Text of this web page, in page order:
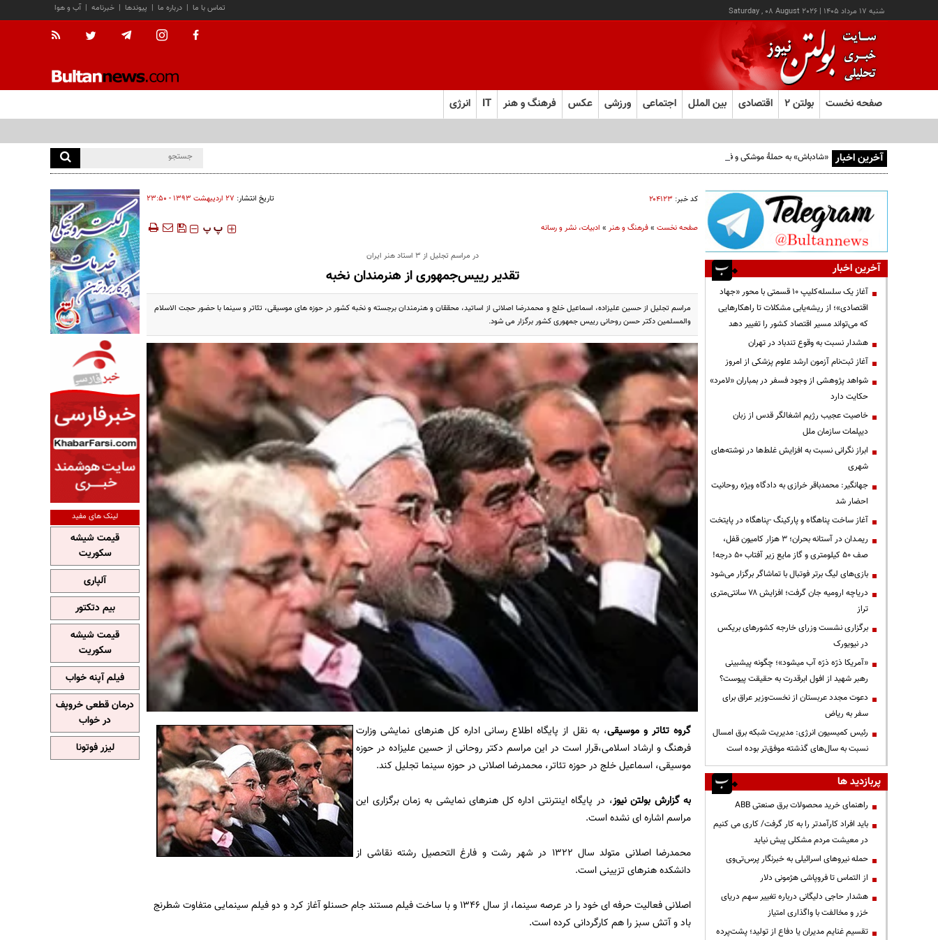
شنبه ۱۷ مرداد ۱۴۰۵ |
Saturday , 08 August 2026 آب و هوا | خبرنامه | پیوندها | درباره ما | تماس با ما
صفحه نخست بولتن ۲ اقتصادی بین الملل اجتماعی ورزشی عکس فرهنگ و هنر IT انرژی
آخرین اخبار «شادباش» به حملۀ موشکی و فیلمی بدون حجاب؛ روایت تناقض‌های محسن قرایی
کد خبر: ۲۰۴۱۲۳ تاریخ انتشار: ۲۷ ارديبهشت ۱۳۹۳ - ۲۳:۵۰
صفحه نخست»فرهنگ و هنر» ادبیات، نشر و رسانه ‍‍‍ پ پ
در مراسم تجلیل از 3 استاد هنر ایران
تقدیر رییس‌جمهوری از هنرمندان نخبه
مراسم تجلیل از حسین علیزاده، اسماعیل خلج و محمدرضا اصلانی از اساتید، محققان و هنرمندان برجسته و نخبه کشور در حوزه های موسیقی، تئاتر و سینما با حضور حجت الاسلام
والمسلمین دکتر حسن روحانی رییس جمهوری کشور برگزار می شود.
گروه تئاتر و موسیقی، به نقل از پایگاه اطلاع رسانی اداره کل هنرهای نمایشی وزارت
فرهنگ و ارشاد اسلامی،قرار است در این مراسم دکتر روحانی از حسین علیزاده در حوزه
موسیقی، اسماعیل خلج در حوزه تئاتر، محمدرضا اصلانی در حوزه سینما تجلیل کند.
به گزارش بولتن نیوز، در پایگاه اینترنتی اداره کل هنرهای نمایشی به زمان برگزاری این
مراسم اشاره ای نشده است.
محمدرضا اصلانی متولد سال 1322 در شهر رشت و فارغ التحصیل رشته نقاشی از
دانشکده هنرهای تزیینی است.
اصلانی فعالیت حرفه ای خود را در عرصه سینما، از سال 1346 و با ساخت فیلم مستند جام حسنلو آغاز کرد و دو فیلم سینمایی متفاوت شطرنج
باد و آتش سبز را هم کارگردانی کرده است.
آخرین اخبار
آغاز یک سلسله‌کلیپ ۱۰ قسمتی با محور «جهاد
اقتصادی»؛ از ریشه‌یابی مشکلات تا راهکارهایی
که می‌تواند مسیر اقتصاد کشور را تغییر دهد
هشدار نسبت به وقوع تندباد در تهران
آغاز ثبت‌نام آزمون ارشد علوم پزشکی از امروز
شواهد پژوهشی از وجود فسفر در بمباران «لامرد»
حکایت دارد
خاصیت عجیب رژیم اشغالگر قدس از زبان
دیپلمات سازمان ملل
ابراز نگرانی نسبت به افزایش غلط‌ها در نوشته‌های
شهری
جهانگیر: محمدباقر خرازی به دادگاه ویژه روحانیت
احضار شد
آغاز ساخت پناهگاه و پارکینگ -پناهگاه در پایتخت
ریمـدان در آستانه بحران؛ ۳ هزار کامیون قفل،
صف ۵۰ کیلومتری و گاز مایع زیر آفتاب ۵۰ درجه!
بازی‌های لیگ برتر فوتبال با تماشاگر برگزار می‌شود
دریاچه ارومیه جان گرفت؛ افزایش ۷۸ سانتی‌متری
تراز
برگزاری نشست وزرای خارجه کشورهای بریکس
در نیویورک
«آمریکا ذرّه ذرّه آب میشود»؛ چگونه پیشبینی
رهبر شهید از افول ابرقدرت به حقیقت پیوست؟
دعوت مجدد عربستان از نخست‌وزیر عراق برای
سفر به ریاض
رئیس کمیسیون انرژی: مدیریت شبکه برق امسال
نسبت به سال‌های گذشته موفق‌تر بوده است
پربازدید ها
راهنمای خرید محصولات برق صنعتی ABB
باید افراد کارآمدتر را به کار گرفت/ کاری می کنیم
در معیشت مردم مشکلی پیش نیاید
حمله نیروهای اسرائیلی به خبرنگار پرس‌تی‌وی
از التماس تا فروپاشی هژمونی دلار
هشدار حاجی دلیگانی درباره تغییر سهم دریای
خزر و مخالفت با واگذاری امتیاز
تقسیم غنایم مدیران یا دفاع از تولید؛ پشت‌پرده
لینک های مفید
قیمت شیشه
سکوریت
آلپاری
بیم دتکتور
قیمت شیشه
سکوریت
فیلم آپنه خواب
درمان قطعی خروپف
در خواب
لیزر فوتونا